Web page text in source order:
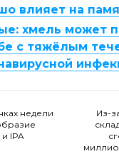
влияет на
хмель может
с тяжёлым
недели
и IPA
Из-